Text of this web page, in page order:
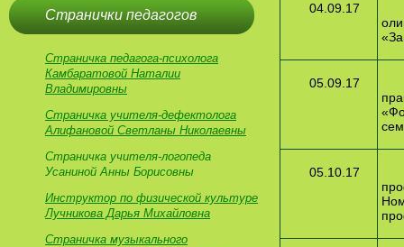
Странички педагогов
Страничка педагога-психолога
Камбаратовой Наталии
Владимировны
Страничка учителя-дефектолога
Алифановой Светланы Николаевны
Страничка учителя-логопеда
Усаниной Анны Борисовны
Инструктор по физической культуре
Лучникова Дарья Михайловна
Страничка музыкального
04.09.17
05.09.17
05.10.17